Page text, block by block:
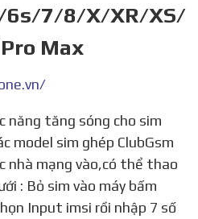
7/8/X/XR/XS/
Max
model sim ghép ClubGsm
nhà mạng vào,có thể thao
: Bỏ sim vào máy bấm
Input imsi rồi nhập 7 số